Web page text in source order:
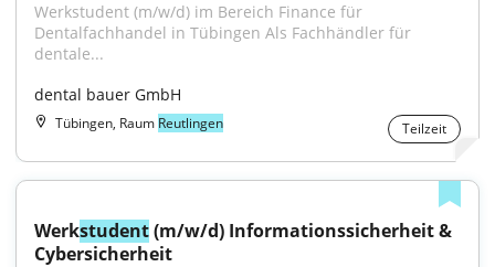
Werkstudent (m/w/d) im Bereich Finance für
Dentalfachhandel in Tübingen Als Fachhändler für
dentale...
dental bauer GmbH
Tübingen, Raum Reutlingen Teilzeit
Werkstudent (m/w/d) Informationssicherheit &
Cybersicherheit